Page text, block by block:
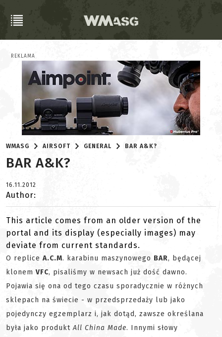
REKLAMA
WMASG AIRSOFT GENERAL BAR A&K?
BAR A&K?
16.11.2012
Author:
This article comes from an older version of the
portal and its display (especially images) may
deviate from current standards.
O replice A.C.M. karabinu maszynowego BAR, będącej
klonem VFC, pisaliśmy w newsach już dość dawno.
Pojawia się ona od tego czasu sporadycznie w różnych
sklepach na świecie - w przedsprzedaży lub jako
pojedynczy egzemplarz i, jak dotąd, zawsze określana
była jako produkt All China Made. Innymi słowy